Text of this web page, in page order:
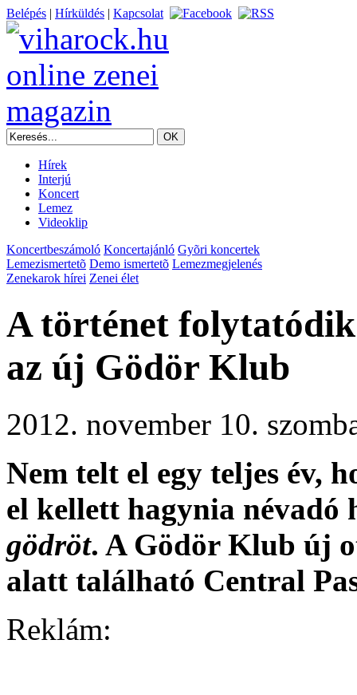
Belépés | Hírküldés | Kapcsolat
Hírek
Interjú
Koncert
Lemez
Videoklip
Koncertbeszámoló Koncertajánló Gyõri koncertek
Lemezismertetõ Demo ismertetõ Lemezmegjelenés
Zenekarok hírei Zenei élet
A történet
az új Gödör Klub
2012. november 10.
Nem telt el egy teljes év,
el kellett hagynia névadó
gödröt. A Gödör Klub új
alatt található Central
Reklám: